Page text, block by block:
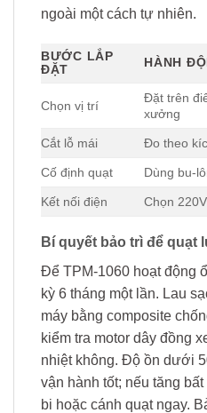
ngoài một cách tự nhiên.
BƯỚC LẮP
ĐẶT
HÀNH
Chọn vị trí
Đặt trên
xưởng
Cắt lỗ mái Đo theo
Cố định quạt Dùng bu-
Kết nối điện Chọn
Bí quyết bảo trì để quạt
Để TPM-1060 hoạt động
kỳ 6 tháng một lần. Lau
máy bằng composite
kiểm tra motor dây đồng
nhiệt không. Độ ồn dưới
vận hành tốt; nếu tăng
bi hoặc cánh quạt ngay.